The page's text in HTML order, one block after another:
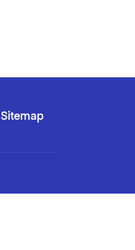
Sitemap